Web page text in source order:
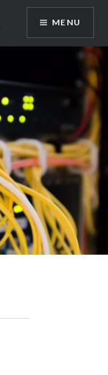
MENU